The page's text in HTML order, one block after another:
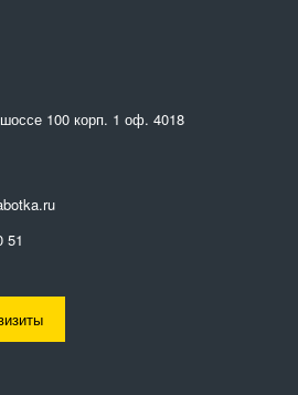
100 корп. 1 оф. 4018
51